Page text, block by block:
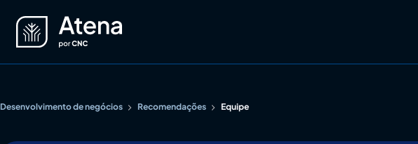
para
conteúdo
Desenvolvimento de negócios Recomendações Equipe